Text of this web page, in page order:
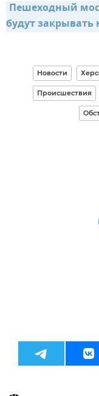
Пешеходный
будут закрывать
Новости
Происшествия